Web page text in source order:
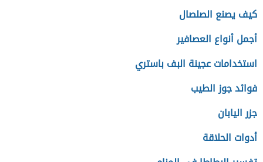
كيف يصنع الصلصال
أجمل أنواع العصافير
استخدامات عجينة البف باستري
فوائد جوز الطيب
جزر اليابان
أدوات الحلاقة